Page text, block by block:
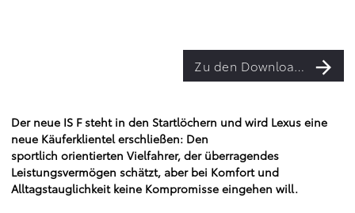
Zu den Downloads
Der neue IS F steht in den Startlöchern und wird Lexus eine
neue Käuferklientel erschließen: Den
sportlich orientierten Vielfahrer, der überragendes
Leistungsvermögen schätzt, aber bei Komfort und
Alltagstauglichkeit keine Kompromisse eingehen will.